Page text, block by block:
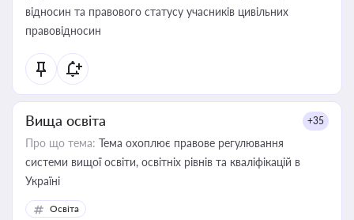
відносин та правового статусу учасників цивільних
правовідносин
Вища освіта +35
Про що тема: Тема охоплює правове регулювання
системи вищої освіти, освітніх рівнів та кваліфікацій в
Україні
Освіта